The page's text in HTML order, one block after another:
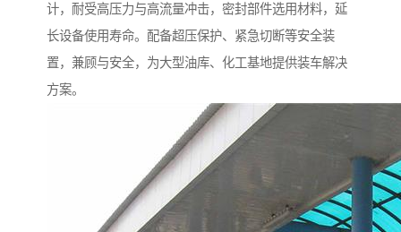
计，耐受高压力与高流量冲击，密封部件选用材料，延
长设备使用寿命。配备超压保护、紧急切断等安全装
置，兼顾与安全，为大型油库、化工基地提供装车解决
方案。